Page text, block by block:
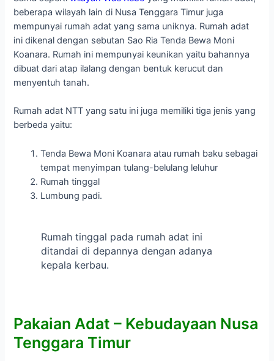
beberapa wilayah lain di Nusa Tenggara Timur juga
mempunyai rumah adat yang sama uniknya. Rumah adat
ini dikenal dengan sebutan Sao Ria Tenda Bewa Moni
Koanara. Rumah ini mempunyai keunikan yaitu bahannya
dibuat dari atap ilalang dengan bentuk kerucut dan
menyentuh tanah.
Rumah adat NTT yang satu ini juga memiliki tiga jenis yang
berbeda yaitu:
Tenda Bewa Moni Koanara atau rumah baku sebagai
tempat menyimpan tulang-belulang leluhur
Rumah tinggal
Lumbung padi.
Rumah tinggal pada rumah adat ini
ditandai di depannya dengan adanya
kepala kerbau.
Pakaian Adat – Kebudayaan Nusa
Tenggara Timur